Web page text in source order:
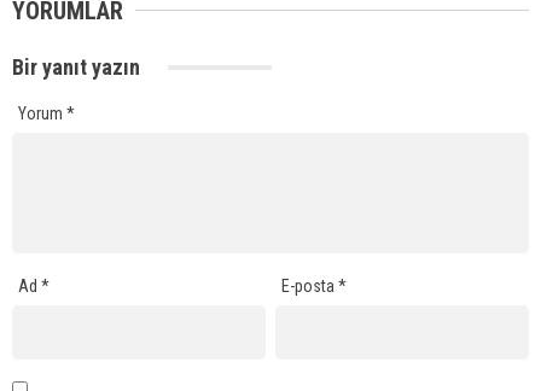
YORUMLAR
Bir yanıt yazın
Yorum *
Ad * E-posta*